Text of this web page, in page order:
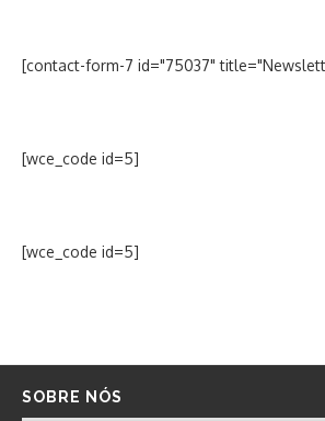
[contact-form-7 id="75037"
[wce_code id=5]
[wce_code id=5]
SOBRE NÓS